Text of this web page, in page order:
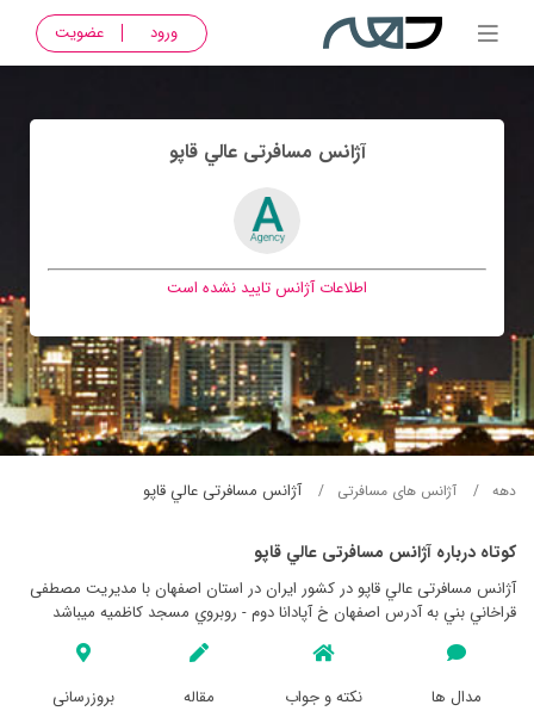
ورود عضویت
آژانس مسافرتی عالي قاپو
اطلاعات آژانس تایید نشده است
دهه آژانس های مسافرتی آژانس مسافرتی عالي قاپو
کوتاه درباره آژانس مسافرتی عالي قاپو
آژانس مسافرتی عالي قاپو در کشور ایران در استان اصفهان با مدیریت مصطفی
قراخاني بني به آدرس اصفهان خ آپادانا دوم - روبروي مسجد كاظميه میباشد
مدال ها
نکته و جواب
مقاله
بروزرسانی